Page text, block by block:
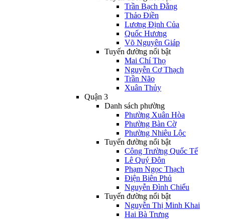
Trần Bạch Đằng
Thảo Điền
Lương Định Của
Quốc Hương
Võ Nguyên Giáp
Tuyến đường nổi bật
Mai Chí Thọ
Nguyễn Cơ Thạch
Trần Não
Xuân Thủy
Quận 3
Danh sách phường
Phường Xuân Hòa
Phường Bàn Cờ
Phường Nhiêu Lộc
Tuyến đường nổi bật
Công Trường Quốc Tế
Lê Quý Đôn
Phạm Ngọc Thạch
Điện Biên Phủ
Nguyễn Đình Chiểu
Tuyến đường nổi bật
Nguyễn Thị Minh Khai
Hai Bà Trưng